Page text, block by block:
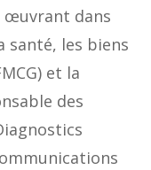
œuvrant dans
santé, les biens
et la
des